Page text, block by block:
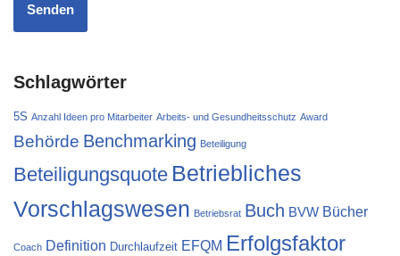
Schlagwörter
5S Anzahl Ideen pro Mitarbeiter Arbeits- und Gesundheitsschutz Award
Behörde Benchmarking Beteiligung
Beteiligungsquote Betriebliches
Vorschlagswesen Betriebsrat Buch BVW Bücher
Coach Definition Durchlaufzeit EFQM Erfolgsfaktor